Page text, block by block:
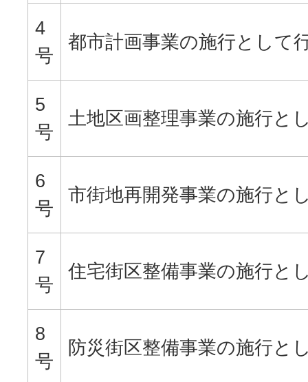
4
号
都市計画事業の施行として
5
号
土地区画整理事業の施行と
6
号
市街地再開発事業の施行と
7
号
住宅街区整備事業の施行と
8
号
防災街区整備事業の施行と